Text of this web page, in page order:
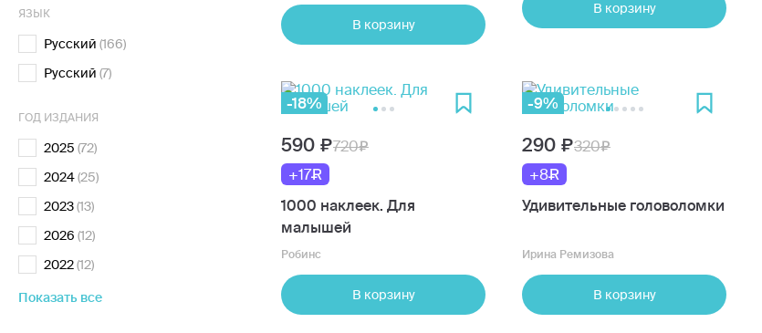
ЯЗЫК
Русский (166)
Русский (7)
ГОД ИЗДАНИЯ
2025 (72)
2024(25)
2023(13)
2026 (12)
2022(12)
Показать все
В корзину
В корзину
-18%
590
720
+17
1000 наклеек. Для
малышей
Робинс
В корзину
-9%
290
320
+8
Удивительные головоломки
Ирина Ремизова
В корзину